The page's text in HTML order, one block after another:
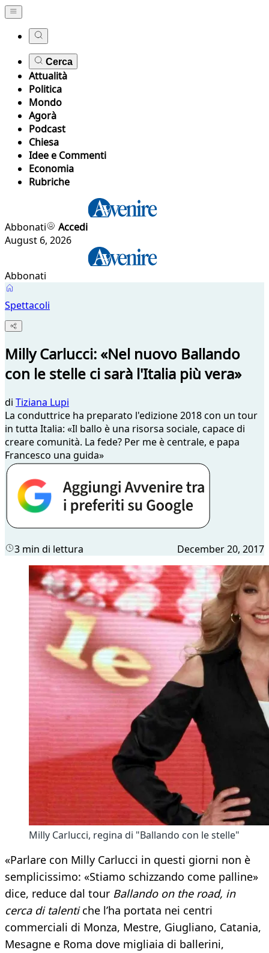
Cerca
Attualità
Politica
Mondo
Agorà
Podcast
Chiesa
Idee e Commenti
Economia
Rubriche
Abbonati
Accedi
August 6, 2026
Abbonati
Spettacoli
Milly Carlucci: «Nel nuovo Ballando
con le stelle ci sarà l'Italia più vera»
di Tiziana Lupi
La conduttrice ha preparato l'edizione 2018 con un tour
in tutta Italia: «Il ballo è una risorsa sociale, capace di
creare comunità. La fede? Per me è centrale, e papa
Francesco una guida»
3 min di lettura December 20, 2017
Milly Carlucci, regina di "Ballando con le stelle"
«Parlare con Milly Carlucci in questi giorni non è
semplicissimo: «Stiamo schizzando come palline»
dice, reduce dal tour Ballando on the road, in
cerca di talentiche l’ha portata nei centri
commerciali di Monza, Mestre, Giugliano, Catania,
Mesagne e Roma dove migliaia di ballerini,